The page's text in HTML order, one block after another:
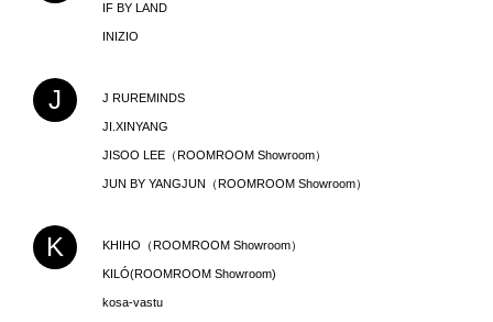
IF BY LAND
INIZIO
J J RUREMINDS
JI.XINYANG
JISOO LEE（ROOMROOM Showroom）
JUN BY YANGJUN（ROOMROOM Showroom）
K KHIHO（ROOMROOM Showroom）
KILÓ(ROOMROOM Showroom)
kosa-vastu